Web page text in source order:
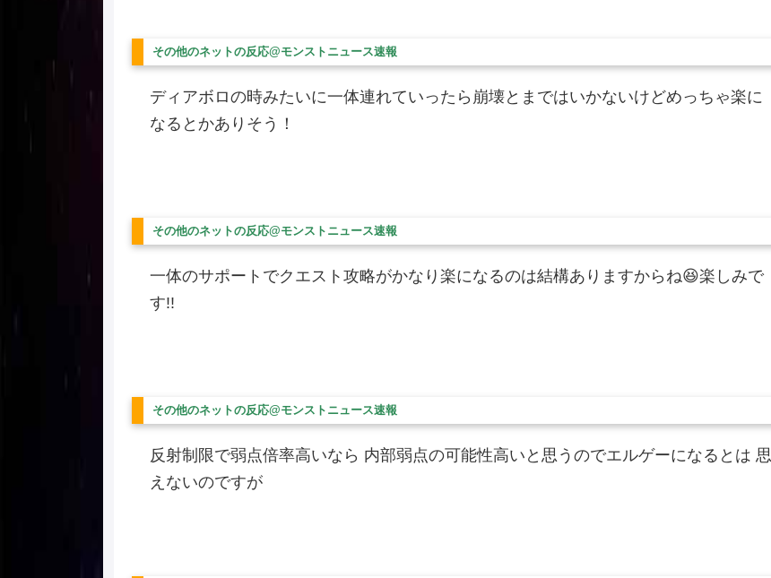
その他のネットの反応@モンストニュース速報
ディアボロの時みたいに一体連れていったら崩壊とまではいかないけどめっちゃ楽に
なるとかありそう！
その他のネットの反応@モンストニュース速報
一体のサポートでクエスト攻略がかなり楽になるのは結構ありますからね😆楽しみで
す!!
その他のネットの反応@モンストニュース速報
反射制限で弱点倍率高いなら 内部弱点の可能性高いと思うのでエルゲーになるとは 思
えないのですが